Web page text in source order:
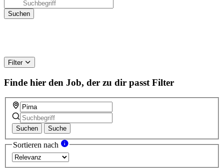
Filter
Finde hier den Job, der zu dir passt Filter
Suchen Suche
Sortieren nach